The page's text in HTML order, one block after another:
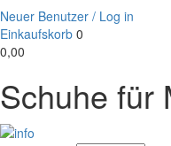
Neuer Benutzer / Log in
Einkaufskorb 0
0,00
Schuhe für